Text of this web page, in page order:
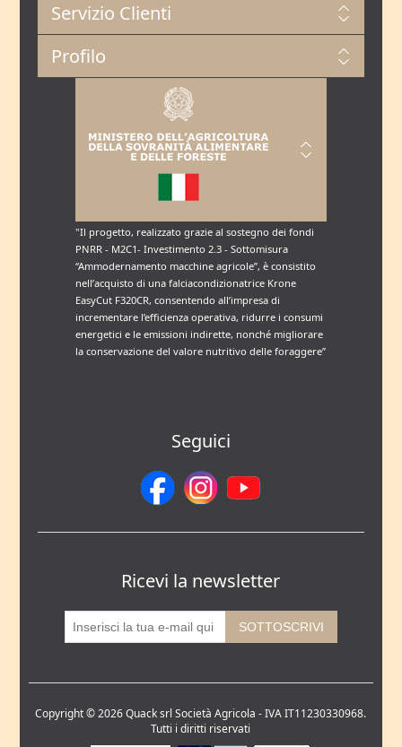
Servizio Clienti
Profilo
"Il progetto, realizzato grazie al sostegno dei fondi
PNRR - M2C1- Investimento 2.3 - Sottomisura
“Ammodernamento macchine agricole”, è consistito
nell’acquisto di una falciacondizionatrice Krone
EasyCut F320CR, consentendo all’impresa di
incrementare l’efficienza operativa, ridurre i consumi
energetici e le emissioni indirette, nonché migliorare
la conservazione del valore nutritivo delle foraggere”
Seguici
Ricevi la newsletter
Copyright © 2026 Quack srl Società Agricola - IVA IT11230330968.
Tutti i diritti riservati